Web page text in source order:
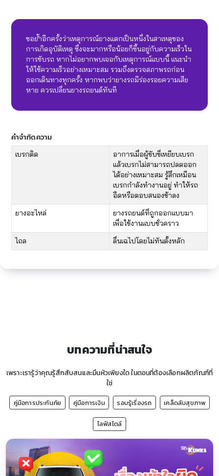
ขอย้ำอีกครั้งว่าเหตุการณ์ยางแตกเป็นหนึ่งในสาเหตุของ
การเกิดอุบัติเหตุ ซึ่งจะมากหรือน้อยก็ขึ้นอยู่กับความเร็วใน
การขับรถ หากไม่อยากพบเจอกับเหตุการณ์แบบนี้ แนะนำ
ให้ใช้ความเร็วอย่างเหมาะสม รวมถึงตรวจสภาพรถก่อน
ออกเดินทางทุกครั้ง หากพบว่ายางรถมีร่องรอยความเสีย
หาย ควรเปลี่ยนยางรถยนต์ทันที
คำจำกัดความ
เบรกติด
อาการเมื่อผู้ขับขี่เหยียบเบรก
แล้วเบรกไม่สามารถปลดออก
ได้อย่างเหมาะสม รู้สึกเหมือน
เบรกกำลังทำงานอยู่ ทำให้รถ
อืดหรือตอบสนองช้าลง
ยางอะไหล่
ยางรถยนต์ที่ถูกออกแบบมา
เพื่อใช้งานแบบชั่วคราว
ไถล
ลื่นเฉไปโดยไม่ทันตั้งหลัก
บทความที่น่าสนใจ
เพราะเรารู้ว่าคุณรู้สึกสับสนและมึนหัวเพียงใด ในตอนที่ต้องเลือกผลิตภัณฑ์ที่
ใช่
คู่มือการประกันภัย คู่มือการเงิน รอบรู้เรื่องรถ เคล็ดลับสุขภาพ
ไลฟ์สไตล์